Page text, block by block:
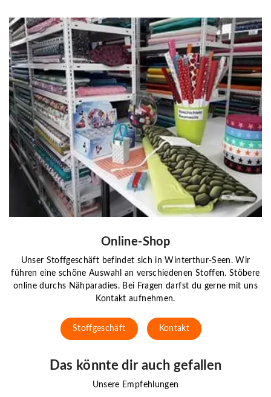
Online-Shop
Unser Stoffgeschäft befindet sich in Winterthur-Seen. Wir
führen eine schöne Auswahl an verschiedenen Stoffen. Stöbere
online durchs Nähparadies. Bei Fragen darfst du gerne mit uns
Kontakt aufnehmen.
Stoffgeschäft Kontakt
Das könnte dir auch gefallen
Unsere Empfehlungen